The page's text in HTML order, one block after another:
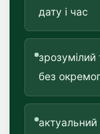
дату і час
без